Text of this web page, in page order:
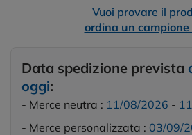
Vuoi provare il
ordina un
Data spedizione prevista
oggi:
- Merce neutra : 11/08/2026 -
- Merce personalizzata : 03/09/